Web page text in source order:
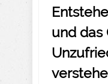
und das